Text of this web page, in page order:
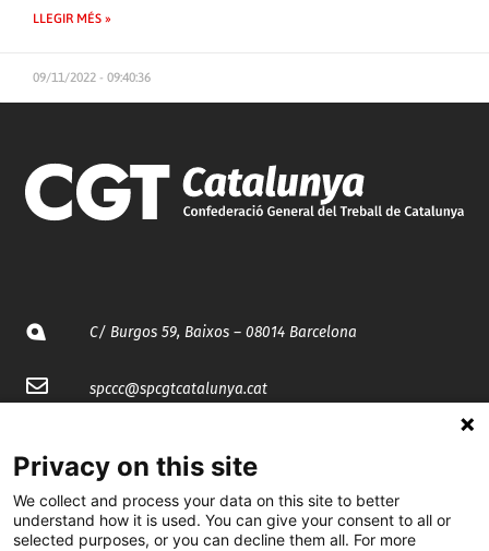
LLEGIR MÉS »
09/11/2022 - 09:40:36
C/ Burgos 59, Baixos – 08014 Barcelona
spccc@spcgtcatalunya.cat
@CGTCatalunya
Privacy on this site
We collect and process your data on this site to better
understand how it is used. You can give your consent to all or
selected purposes, or you can decline them all. For more